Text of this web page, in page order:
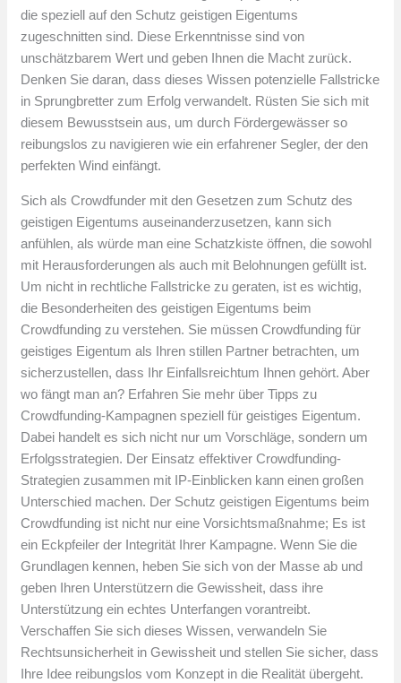
die speziell auf den Schutz geistigen Eigentums
zugeschnitten sind. Diese Erkenntnisse sind von
unschätzbarem Wert und geben Ihnen die Macht zurück.
Denken Sie daran, dass dieses Wissen potenzielle Fallstricke
in Sprungbretter zum Erfolg verwandelt. Rüsten Sie sich mit
diesem Bewusstsein aus, um durch Fördergewässer so
reibungslos zu navigieren wie ein erfahrener Segler, der den
perfekten Wind einfängt.
Sich als Crowdfunder mit den Gesetzen zum Schutz des
geistigen Eigentums auseinanderzusetzen, kann sich
anfühlen, als würde man eine Schatzkiste öffnen, die sowohl
mit Herausforderungen als auch mit Belohnungen gefüllt ist.
Um nicht in rechtliche Fallstricke zu geraten, ist es wichtig,
die Besonderheiten des geistigen Eigentums beim
Crowdfunding zu verstehen. Sie müssen Crowdfunding für
geistiges Eigentum als Ihren stillen Partner betrachten, um
sicherzustellen, dass Ihr Einfallsreichtum Ihnen gehört. Aber
wo fängt man an? Erfahren Sie mehr über Tipps zu
Crowdfunding-Kampagnen speziell für geistiges Eigentum.
Dabei handelt es sich nicht nur um Vorschläge, sondern um
Erfolgsstrategien. Der Einsatz effektiver Crowdfunding-
Strategien zusammen mit IP-Einblicken kann einen großen
Unterschied machen. Der Schutz geistigen Eigentums beim
Crowdfunding ist nicht nur eine Vorsichtsmaßnahme; Es ist
ein Eckpfeiler der Integrität Ihrer Kampagne. Wenn Sie die
Grundlagen kennen, heben Sie sich von der Masse ab und
geben Ihren Unterstützern die Gewissheit, dass ihre
Unterstützung ein echtes Unterfangen vorantreibt.
Verschaffen Sie sich dieses Wissen, verwandeln Sie
Rechtsunsicherheit in Gewissheit und stellen Sie sicher, dass
Ihre Idee reibungslos vom Konzept in die Realität übergeht.